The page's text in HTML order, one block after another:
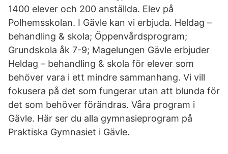
1400 elever och 200 anställda. Elev på
Polhemsskolan. I Gävle kan vi erbjuda. Heldag –
behandling & skola; Öppenvårdsprogram;
Grundskola åk 7-9; Magelungen Gävle erbjuder
Heldag – behandling & skola för elever som
behöver vara i ett mindre sammanhang. Vi vill
fokusera på det som fungerar utan att blunda för
det som behöver förändras. Våra program i
Gävle. Här ser du alla gymnasieprogram på
Praktiska Gymnasiet i Gävle.